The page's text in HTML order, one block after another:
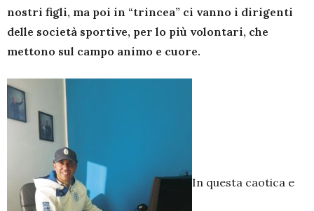
nostri figli, ma poi in “trincea” ci vanno i dirigenti
delle società sportive, per lo più volontari, che
mettono sul campo animo e cuore.
In questa caotica e